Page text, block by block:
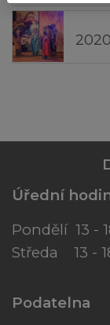
Úřední
Pondělí 13 -
Středa 13 -
Podatelna